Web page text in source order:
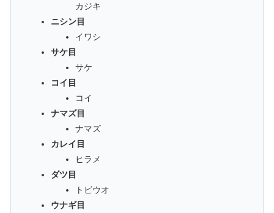
カジキ
ニシン目
イワシ
サケ目
サケ
コイ目
コイ
ナマズ目
ナマズ
カレイ目
ヒラメ
ダツ目
トビウオ
ウナギ目